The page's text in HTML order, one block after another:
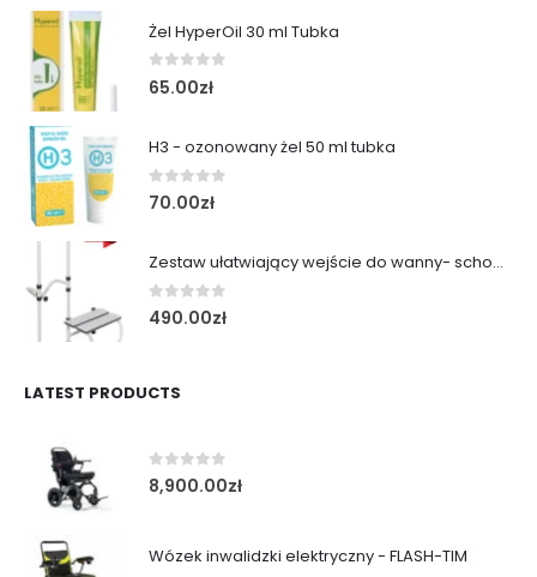
Żel HyperOil 30 ml Tubka
0out of 5
65.00zł
H3 - ozonowany żel 50 ml tubka
0out of 5
70.00zł
Zestaw ułatwiający wejście do wanny- schodek z poręczą
0out of 5
490.00zł
LATEST PRODUCTS
0out of 5
8,900.00zł
Wózek inwalidzki elektryczny - FLASH-TIM